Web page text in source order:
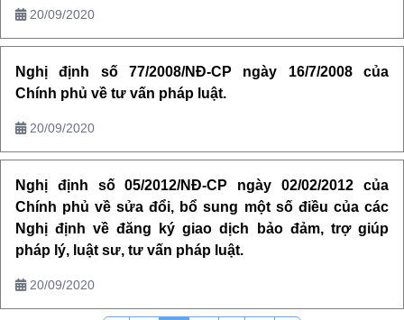
20/09/2020
Nghị định số 77/2008/NĐ-CP ngày 16/7/2008 của
Chính phủ về tư vấn pháp luật.
20/09/2020
Nghị định số 05/2012/NĐ-CP ngày 02/02/2012 của
Chính phủ về sửa đổi, bổ sung một số điều của các
Nghị định về đăng ký giao dịch bảo đảm, trợ giúp
pháp lý, luật sư, tư vấn pháp luật.
20/09/2020